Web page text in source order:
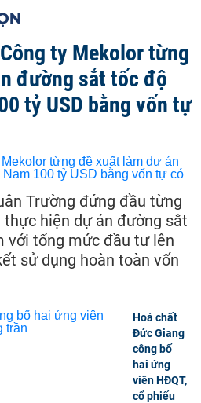
ty Mekolor từng
đường sắt tốc độ
tỷ USD bằng vốn tự
Trường đứng đầu từng
thực hiện dự án đường sắt
với tổng mức đầu tư lên
sử dụng hoàn toàn vốn
Hoá chất
Đức Giang
công bố
hai ứng
viên HĐQT,
cổ phiếu